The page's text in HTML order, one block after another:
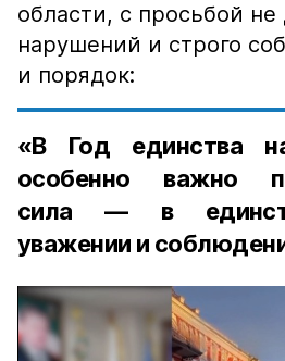
области, с просьбой не
нарушений и строго
и порядок:
«В Год единства
особенно важно
сила — в
уважении и